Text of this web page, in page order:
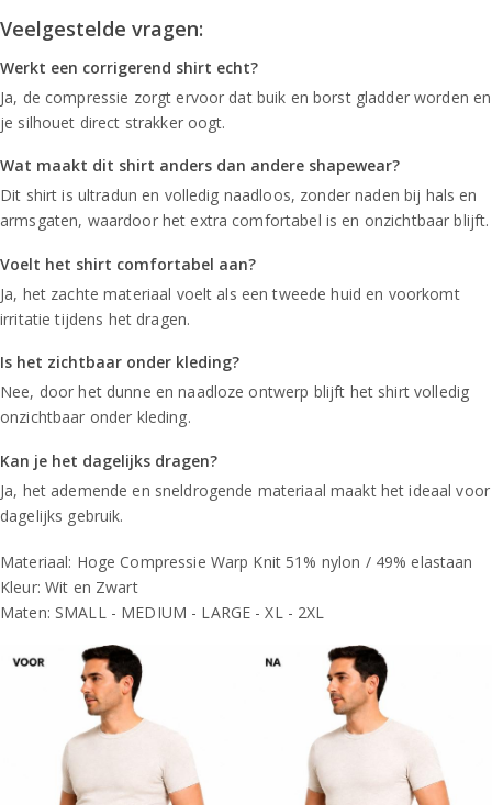
Veelgestelde vragen:
Werkt een corrigerend shirt echt?
Ja, de compressie zorgt ervoor dat buik en borst gladder worden en
je silhouet direct strakker oogt.
Wat maakt dit shirt anders dan andere shapewear?
Dit shirt is ultradun en volledig naadloos, zonder naden bij hals en
armsgaten, waardoor het extra comfortabel is en onzichtbaar blijft.
Voelt het shirt comfortabel aan?
Ja, het zachte materiaal voelt als een tweede huid en voorkomt
irritatie tijdens het dragen.
Is het zichtbaar onder kleding?
Nee, door het dunne en naadloze ontwerp blijft het shirt volledig
onzichtbaar onder kleding.
Kan je het dagelijks dragen?
Ja, het ademende en sneldrogende materiaal maakt het ideaal voor
dagelijks gebruik.
Materiaal: Hoge Compressie Warp Knit 51% nylon / 49% elastaan
Kleur: Wit en Zwart
Maten: SMALL - MEDIUM - LARGE - XL - 2XL